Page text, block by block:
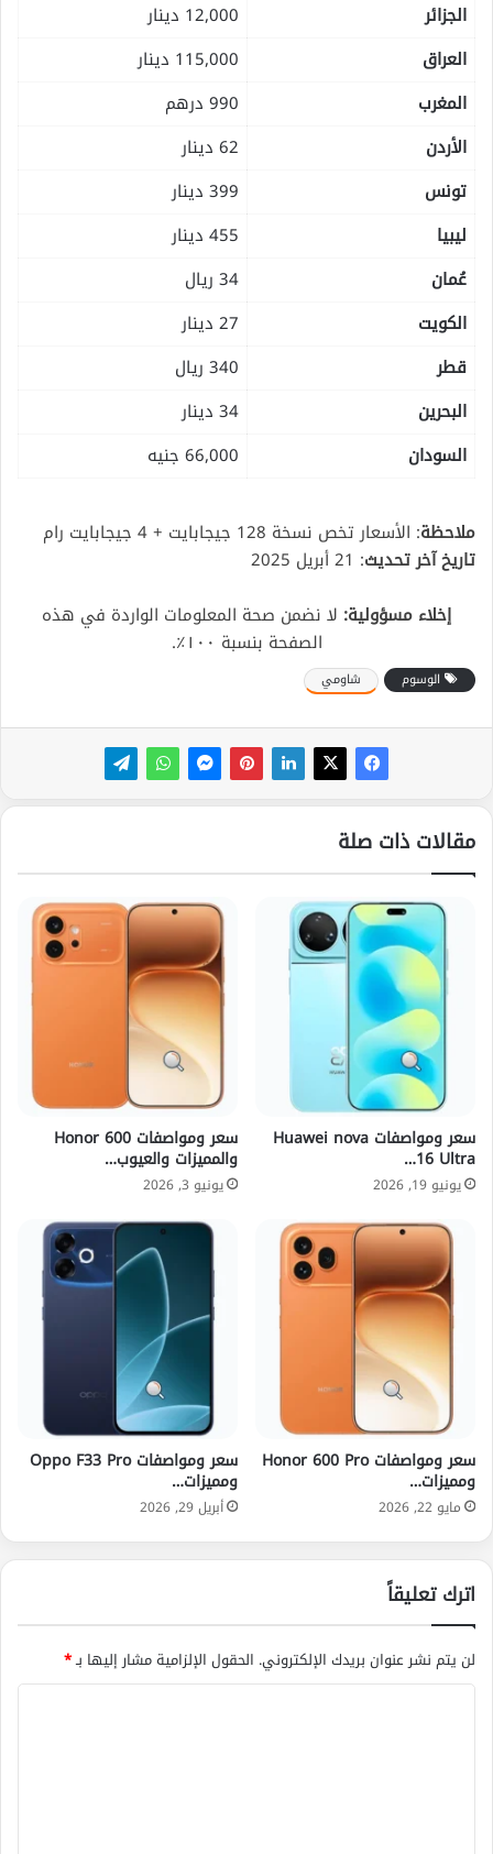
الجزائر
12,000 دينار
العراق
115,000 دينار
المغرب
990 درهم
الأردن
62 دينار
تونس
399 دينار
ليبيا
455 دينار
عُمان
34 ريال
الكويت
27 دينار
قطر
340 ريال
البحرين
34 دينار
السودان
66,000 جنيه
ملاحظة: الأسعار تخص نسخة 128 جيجابايت + 4 جيجابايت رام
تاريخ آخر تحديث: 21 أبريل 2025
إخلاء مسؤولية: لا نضمن صحة المعلومات الواردة في هذه
الصفحة بنسبة ١٠٠٪.
الوسوم شاومي
مقالات ذات صلة
سعر ومواصفات Huawei nova
16 Ultra…
يونيو 19, 2026
سعر ومواصفات Honor 600
والمميزات والعيوب…
يونيو 3, 2026
سعر ومواصفات Honor 600 Pro
ومميزات…
مايو 22, 2026
سعر ومواصفات Oppo F33 Pro
ومميزات…
أبريل 29, 2026
اترك تعليقاً
لن يتم نشر عنوان بريدك الإلكتروني. الحقول الإلزامية مشار إليها بـ*